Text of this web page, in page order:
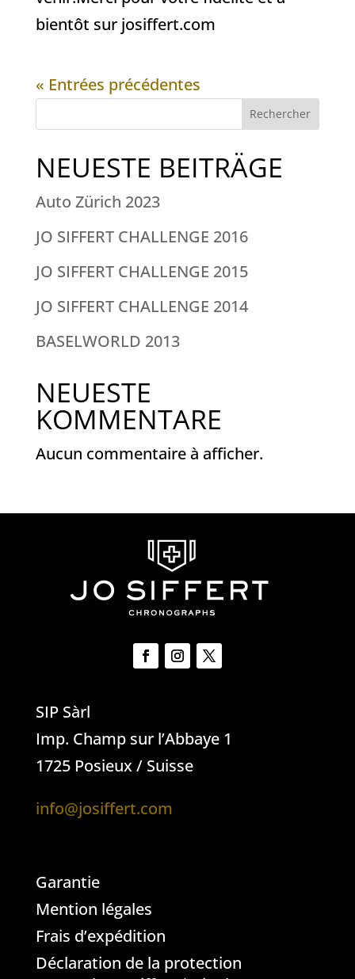
bientôt sur josiffert.com
« Entrées précédentes
Rechercher
NEUESTE BEITRÄGE
Auto Zürich 2023
JO SIFFERT CHALLENGE 2016
JO SIFFERT CHALLENGE 2015
JO SIFFERT CHALLENGE 2014
BASELWORLD 2013
NEUESTE
KOMMENTARE
Aucun commentaire à afficher.
SIP Sàrl
Imp. Champ sur l’Abbaye 1
1725 Posieux / Suisse
info@josiffert.com
Garantie
Mention légales
Frais d’expédition
Déclaration de la protection